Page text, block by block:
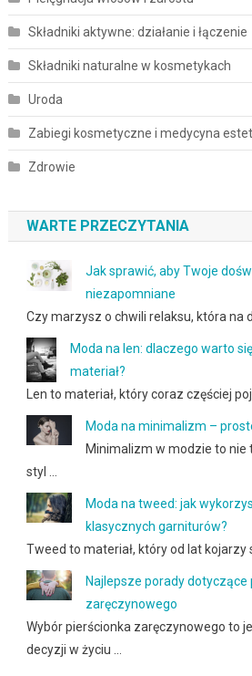
Składniki aktywne: działanie i łączenie
Składniki naturalne w kosmetykach
Uroda
Zabiegi kosmetyczne i medycyna
Zdrowie
WARTE PRZECZYTANIA
Jak sprawić, aby Twoje
niezapomniane
Czy marzysz o chwili relaksu, która na
Moda na len: dlaczego warto
materiał?
Len to materiał, który coraz częściej
Moda na minimalizm –
Minimalizm w modzie to nie
styl …
Moda na tweed: jak
klasycznych garniturów?
Tweed to materiał, który od lat kojarzy
Najlepsze porady dotyczące
zaręczynowego
Wybór pierścionka zaręczynowego to
decyzji w życiu …